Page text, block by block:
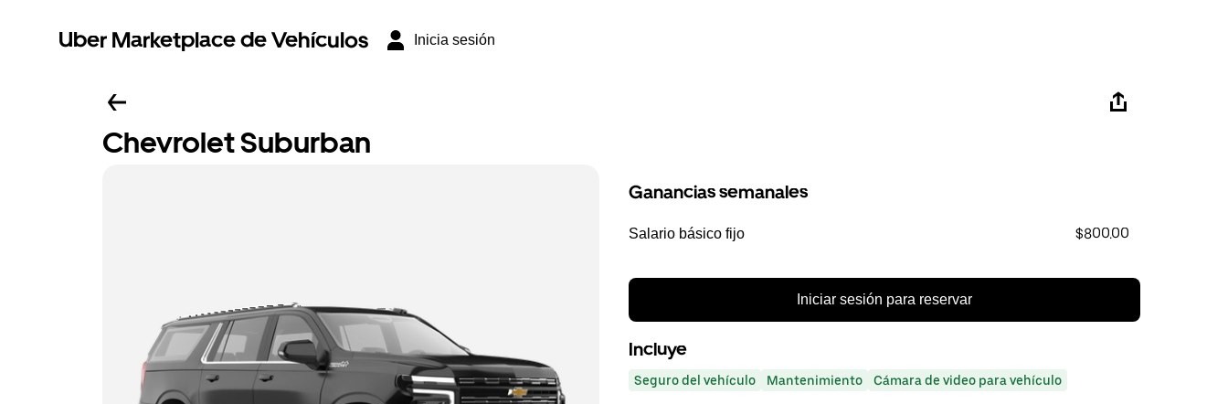
Uber Marketplace de Vehículos Inicia sesión
Chevrolet Suburban
Ganancias semanales
Salario básico fijo $800.00
Iniciar sesión para reservar
Incluye
Seguro del vehículo Mantenimiento Cámara de video para vehículo